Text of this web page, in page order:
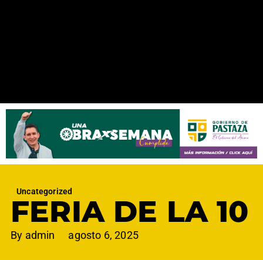
Uncategorized
FERIA DE LA 10
By admin agosto 6, 2025